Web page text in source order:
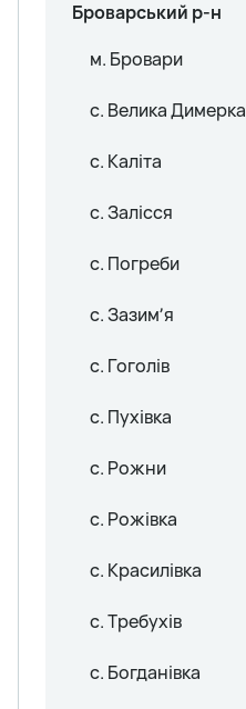
Броварський р-н
м. Бровари
с. Велика Димерка
с. Каліта
с. Залісся
с. Погреби
с. Зазимʼя
с. Гоголів
с. Пухівка
с. Рожни
с. Рожівка
с. Красилівка
с. Требухів
с. Богданівка